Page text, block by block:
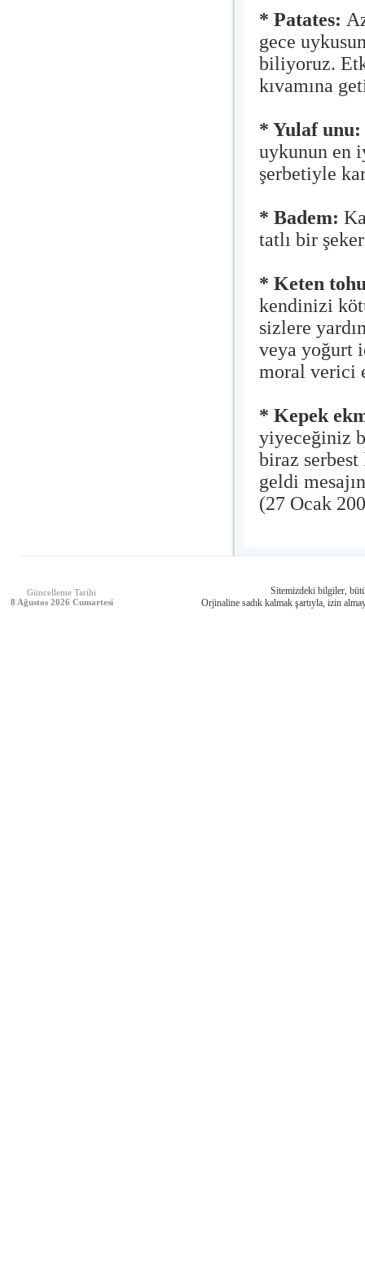
* Patates:
gece
biliyoruz.
kıvamına
* Yulaf unu:
uykunun en
şerbetiyle
* Badem:
tatlı bir
* Keten
kendinizi
sizlere
veya yoğurt
moral verici
* Kepek
yiyeceğiniz
biraz serbest
geldi
(27 Ocak
Güncelleme Tarihi
8 Ağustos 2026 Cumartesi
Sitemizdeki bilgiler,
Orjinaline sadık kalmak şartıyla, izin